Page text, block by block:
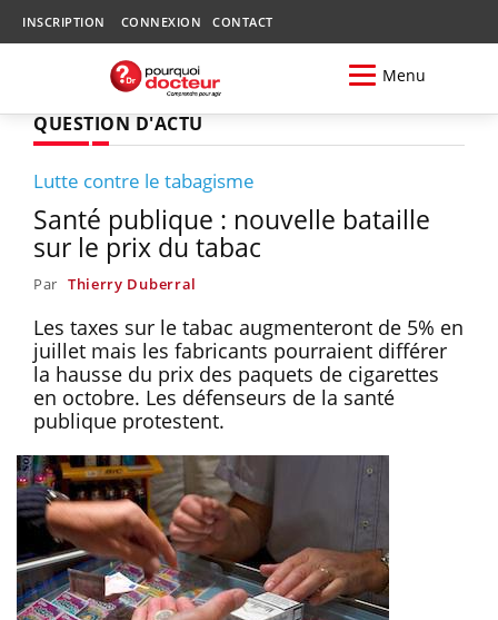
INSCRIPTION CONNEXION CONTACT
Menu
QUESTION D'ACTU
Lutte contre le tabagisme
Santé publique : nouvelle bataille
sur le prix du tabac
Par Thierry Duberral
Les taxes sur le tabac augmenteront de 5% en
juillet mais les fabricants pourraient différer
la hausse du prix des paquets de cigarettes
en octobre. Les défenseurs de la santé
publique protestent.